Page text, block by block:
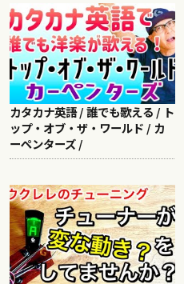
カタカナ英語 / 誰でも歌える / ト
ップ・オブ・ザ・ワールド / カ
ーペンターズ /